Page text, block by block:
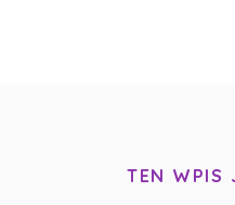
TEN WPIS